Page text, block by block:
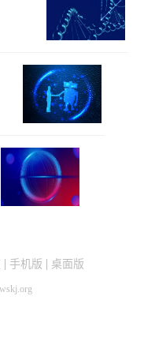
手机版 桌面版